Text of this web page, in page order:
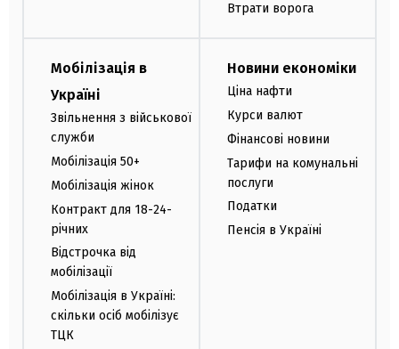
Втрати ворога
Мобілізація в
Україні
Звільнення з військової
служби
Мобілізація 50+
Мобілізація жінок
Контракт для 18-24-
річних
Відстрочка від
мобілізації
Мобілізація в Україні:
скільки осіб мобілізує
ТЦК
Новини економіки
Ціна нафти
Курси валют
Фінансові новини
Тарифи на комунальні
послуги
Податки
Пенсія в Україні